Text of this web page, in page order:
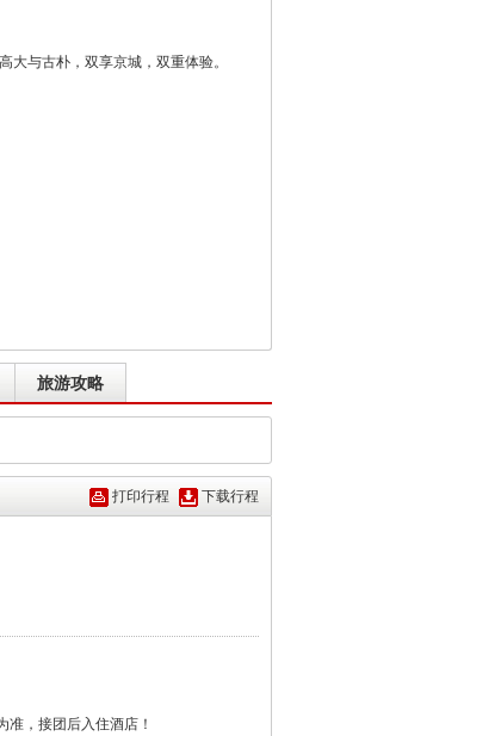
与古朴，双享京城，双重体验。
旅游攻略
打印行程 下载行程
，接团后入住酒店！